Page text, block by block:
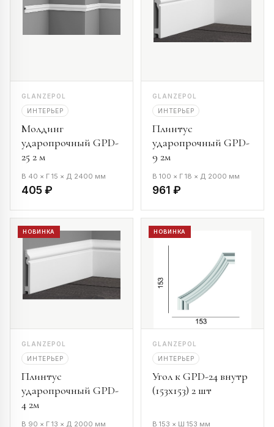
GLANZEPOL
ИНТЕРЬЕР
Молдинг
ударопрочный GPD-
25 2 м
В 40 × Г 15 × Д 2400 мм
405 ₽
GLANZEPOL
ИНТЕРЬЕР
Плинтус
ударопрочный GPD-
9 2м
В 100 × Г 18 × Д 2000 мм
961 ₽
НОВИНКА
GLANZEPOL
ИНТЕРЬЕР
Плинтус
ударопрочный GPD-
4 2м
В 90 × Г 13 × Д 2000 мм
НОВИНКА
GLANZEPOL
ИНТЕРЬЕР
Угол к GPD-24 внутр
(153х153) 2 шт
В 153 × Ш 153 мм